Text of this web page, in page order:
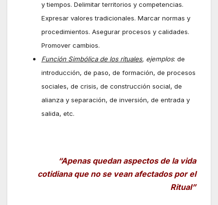
y tiempos. Delimitar territorios y competencias.
Expresar valores tradicionales. Marcar normas y
procedimientos. Asegurar procesos y calidades.
Promover cambios.
Función Simbólica de los rituales, ejemplos: de
introducción, de paso, de formación, de procesos
sociales, de crisis, de construcción social, de
alianza y separación, de inversión, de entrada y
salida, etc.
“Apenas quedan aspectos de la vida
cotidiana que no se vean afectados por el
Ritual”